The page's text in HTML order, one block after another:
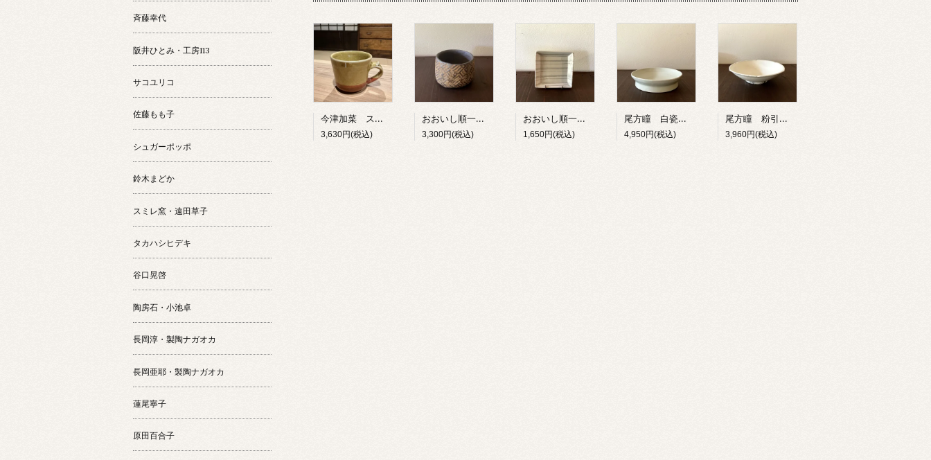
今津加菜 スリップウェア・カップ広 A
3,630円(税込)
おおいし順一 焼締 叩きカップ・C
3,300円(税込)
おおいし順一 練込角小皿
1,650円(税込)
尾方瞳 白瓷高台五寸皿
4,950円(税込)
尾方瞳 粉引蓮花五寸深皿・A
3,960円(税込)
斉藤幸代
阪井ひとみ・工房113
サコユリコ
佐藤もも子
シュガーポッポ
鈴木まどか
スミレ窯・遠田草子
タカハシヒデキ
谷口晃啓
陶房石・小池卓
長岡淳・製陶ナガオカ
長岡亜耶・製陶ナガオカ
蓮尾寧子
原田百合子